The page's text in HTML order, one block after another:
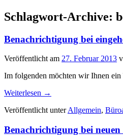
Schlagwort-Archive:
Benachrichtigung bei
Veröffentlicht am 27. Februar 2013
Im folgenden möchten wir Ihnen
Weiterlesen →
Veröffentlicht unter Allgemein,
Benachrichtigung bei